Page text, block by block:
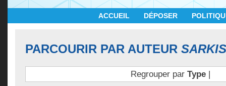
ACCUEIL DÉPOSER
PARCOURIR PAR AUTEUR
Regrouper par Type|